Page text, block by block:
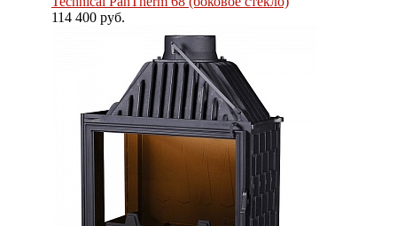
114 400 руб.